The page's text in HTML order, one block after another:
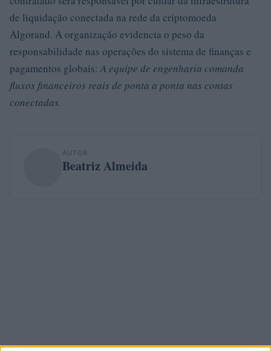
de liquidação conectada na rede da criptomoeda
Algorand. A organização evidencia o peso da
responsabilidade nas operações do sistema de finanças e
pagamentos globais:A equipe de engenharia comanda
fluxos financeiros reais de ponta a ponta nas contas
conectadas.
AUTOR
Beatriz Almeida